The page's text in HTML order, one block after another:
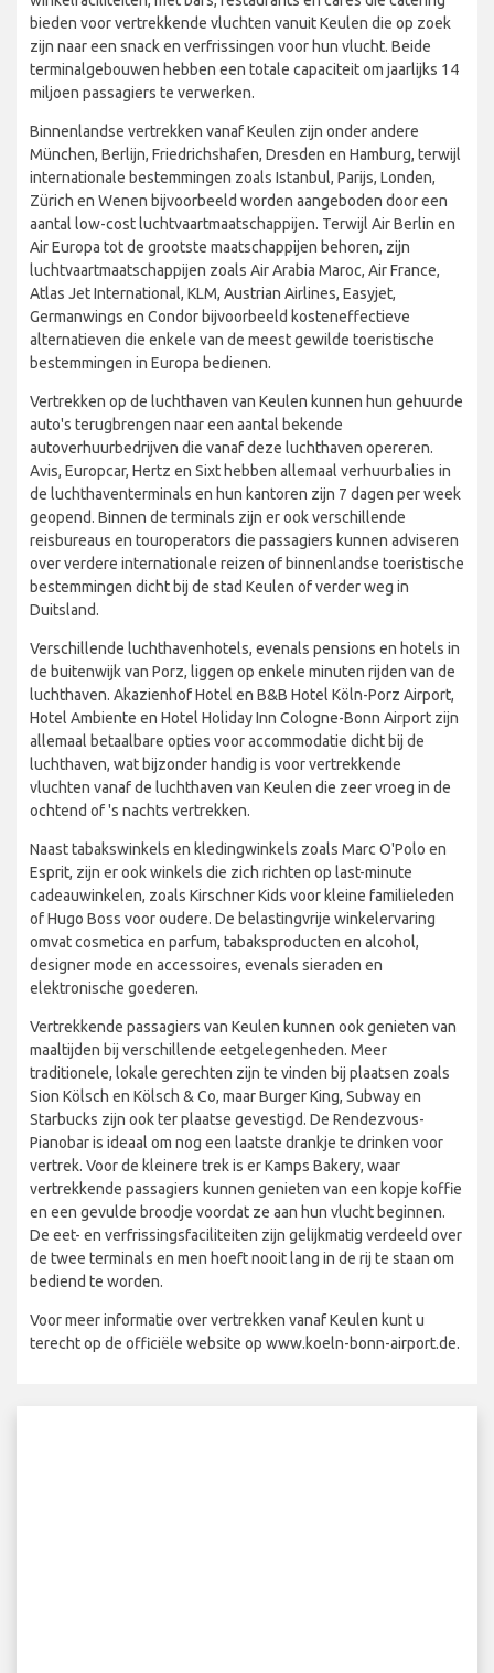
bieden voor vertrekkende vluchten vanuit Keulen die op zoek
zijn naar een snack en verfrissingen voor hun vlucht. Beide
terminalgebouwen hebben een totale capaciteit om jaarlijks 14
miljoen passagiers te verwerken.
Binnenlandse vertrekken vanaf Keulen zijn onder andere
München, Berlijn, Friedrichshafen, Dresden en Hamburg, terwijl
internationale bestemmingen zoals Istanbul, Parijs, Londen,
Zürich en Wenen bijvoorbeeld worden aangeboden door een
aantal low-cost luchtvaartmaatschappijen. Terwijl Air Berlin en
Air Europa tot de grootste maatschappijen behoren, zijn
luchtvaartmaatschappijen zoals Air Arabia Maroc, Air France,
Atlas Jet International, KLM, Austrian Airlines, Easyjet,
Germanwings en Condor bijvoorbeeld kosteneffectieve
alternatieven die enkele van de meest gewilde toeristische
bestemmingen in Europa bedienen.
Vertrekken op de luchthaven van Keulen kunnen hun gehuurde
auto's terugbrengen naar een aantal bekende
autoverhuurbedrijven die vanaf deze luchthaven opereren.
Avis, Europcar, Hertz en Sixt hebben allemaal verhuurbalies in
de luchthaventerminals en hun kantoren zijn 7 dagen per week
geopend. Binnen de terminals zijn er ook verschillende
reisbureaus en touroperators die passagiers kunnen adviseren
over verdere internationale reizen of binnenlandse toeristische
bestemmingen dicht bij de stad Keulen of verder weg in
Duitsland.
Verschillende luchthavenhotels, evenals pensions en hotels in
de buitenwijk van Porz, liggen op enkele minuten rijden van de
luchthaven. Akazienhof Hotel en B&B Hotel Köln-Porz Airport,
Hotel Ambiente en Hotel Holiday Inn Cologne-Bonn Airport zijn
allemaal betaalbare opties voor accommodatie dicht bij de
luchthaven, wat bijzonder handig is voor vertrekkende
vluchten vanaf de luchthaven van Keulen die zeer vroeg in de
ochtend of 's nachts vertrekken.
Naast tabakswinkels en kledingwinkels zoals Marc O'Polo en
Esprit, zijn er ook winkels die zich richten op last-minute
cadeauwinkelen, zoals Kirschner Kids voor kleine familieleden
of Hugo Boss voor oudere. De belastingvrije winkelervaring
omvat cosmetica en parfum, tabaksproducten en alcohol,
designer mode en accessoires, evenals sieraden en
elektronische goederen.
Vertrekkende passagiers van Keulen kunnen ook genieten van
maaltijden bij verschillende eetgelegenheden. Meer
traditionele, lokale gerechten zijn te vinden bij plaatsen zoals
Sion Kölsch en Kölsch & Co, maar Burger King, Subway en
Starbucks zijn ook ter plaatse gevestigd. De Rendezvous-
Pianobar is ideaal om nog een laatste drankje te drinken voor
vertrek. Voor de kleinere trek is er Kamps Bakery, waar
vertrekkende passagiers kunnen genieten van een kopje koffie
en een gevulde broodje voordat ze aan hun vlucht beginnen.
De eet- en verfrissingsfaciliteiten zijn gelijkmatig verdeeld over
de twee terminals en men hoeft nooit lang in de rij te staan om
bediend te worden.
Voor meer informatie over vertrekken vanaf Keulen kunt u
terecht op de officiële website op www.koeln-bonn-airport.de.